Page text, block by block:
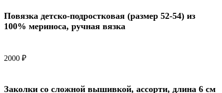
Повязка детско-подростковая (размер 52-54) из
100% мериноса, ручная вязка
2000 ₽
Заколки со сложной вышивкой, ассорти, длина 6 см